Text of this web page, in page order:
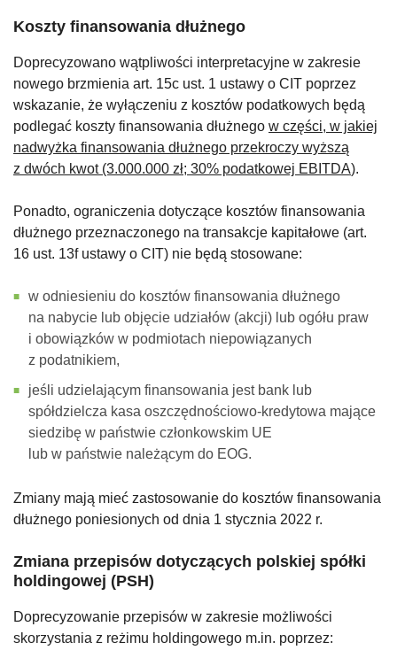
Koszty finansowania dłużnego
Doprecyzowano wątpliwości interpretacyjne w zakresie
nowego brzmienia art. 15c ust. 1 ustawy o CIT poprzez
wskazanie, że wyłączeniu z kosztów podatkowych będą
podlegać koszty finansowania dłużnego w części, w jakiej
nadwyżka finansowania dłużnego przekroczy wyższą
z dwóch kwot (3.000.000 zł; 30% podatkowej EBITDA).
Ponadto, ograniczenia dotyczące kosztów finansowania
dłużnego przeznaczonego na transakcje kapitałowe (art.
16 ust. 13f ustawy o CIT) nie będą stosowane:
w odniesieniu do kosztów finansowania dłużnego
na nabycie lub objęcie udziałów (akcji) lub ogółu praw
i obowiązków w podmiotach niepowiązanych
z podatnikiem,
jeśli udzielającym finansowania jest bank lub
spółdzielcza kasa oszczędnościowo-kredytowa mające
siedzibę w państwie członkowskim UE
lub w państwie należącym do EOG.
Zmiany mają mieć zastosowanie do kosztów finansowania
dłużnego poniesionych od dnia 1 stycznia 2022 r.
Zmiana przepisów dotyczących polskiej spółki
holdingowej (PSH)
Doprecyzowanie przepisów w zakresie możliwości
skorzystania z reżimu holdingowego m.in. poprzez: